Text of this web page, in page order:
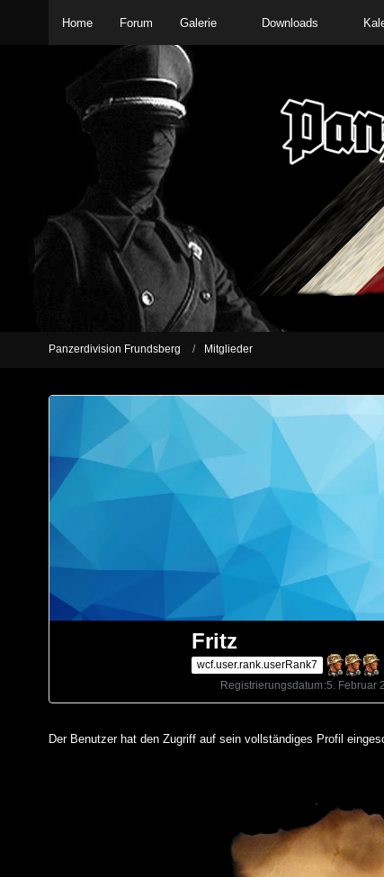
Home Forum Galerie Downloads
Panzerdivision Frundsberg Mitglieder
Fritz
wcf.user.rank.userRank7
Registrierungsdatum 5. Februar
Der Benutzer hat den Zugriff auf sein vollständiges Profil